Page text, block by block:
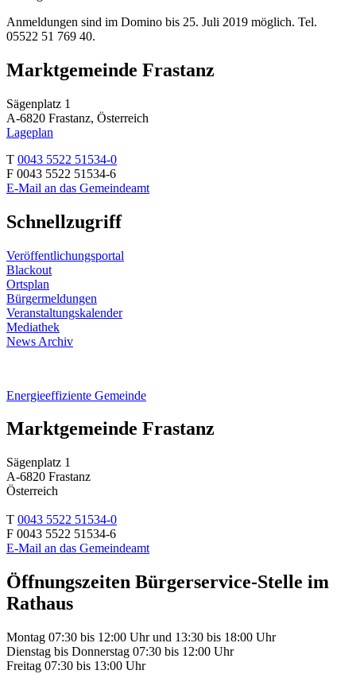
Anmeldungen sind im Domino bis 25. Juli 2019 möglich. Tel.
05522 51 769 40.
Marktgemeinde Frastanz
Sägenplatz 1
A-6820 Frastanz, Österreich
Lageplan
T 0043 5522 51534-0
F 0043 5522 51534-6
E-Mail an das Gemeindeamt
Schnellzugriff
Veröffentlichungsportal
Blackout
Ortsplan
Bürgermeldungen
Veranstaltungskalender
Mediathek
News Archiv
Energieeffiziente Gemeinde
Marktgemeinde Frastanz
Sägenplatz 1
A-6820 Frastanz
Österreich
T 0043 5522 51534-0
F 0043 5522 51534-6
E-Mail an das Gemeindeamt
Öffnungszeiten Bürgerservice-Stelle im
Rathaus
Montag 07:30 bis 12:00 Uhr und 13:30 bis 18:00 Uhr
Dienstag bis Donnerstag 07:30 bis 12:00 Uhr
Freitag 07:30 bis 13:00 Uhr